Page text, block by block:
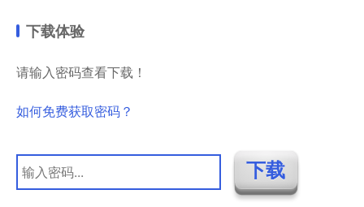
下载体验
请输入密码查看下载！
如何免费获取密码？